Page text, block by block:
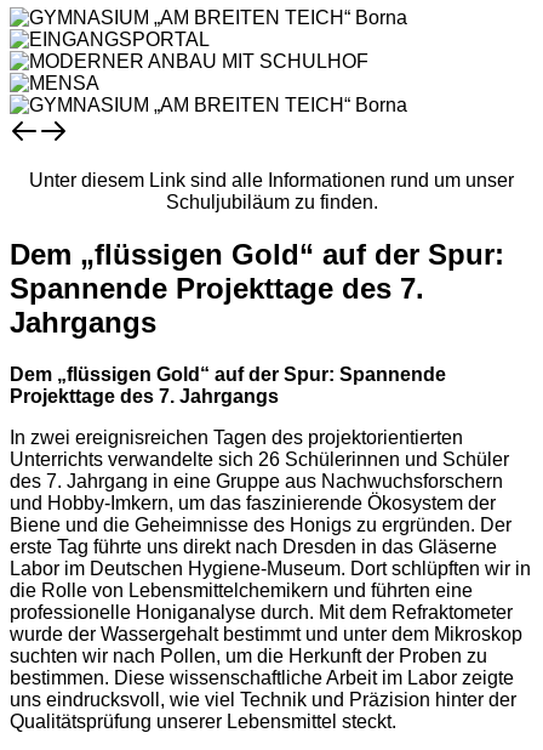
Unter diesem Link sind alle Informationen rund um unser
Schuljubiläum zu finden.
Dem „flüssigen Gold“ auf der Spur:
Spannende Projekttage des 7.
Jahrgangs
Dem „flüssigen Gold“ auf der Spur: Spannende
Projekttage des 7. Jahrgangs
In zwei ereignisreichen Tagen des projektorientierten
Unterrichts verwandelte sich 26 Schülerinnen und Schüler
des 7. Jahrgang in eine Gruppe aus Nachwuchsforschern
und Hobby-Imkern, um das faszinierende Ökosystem der
Biene und die Geheimnisse des Honigs zu ergründen. Der
erste Tag führte uns direkt nach Dresden in das Gläserne
Labor im Deutschen Hygiene-Museum. Dort schlüpften wir in
die Rolle von Lebensmittelchemikern und führten eine
professionelle Honiganalyse durch. Mit dem Refraktometer
wurde der Wassergehalt bestimmt und unter dem Mikroskop
suchten wir nach Pollen, um die Herkunft der Proben zu
bestimmen. Diese wissenschaftliche Arbeit im Labor zeigte
uns eindrucksvoll, wie viel Technik und Präzision hinter der
Qualitätsprüfung unserer Lebensmittel steckt.